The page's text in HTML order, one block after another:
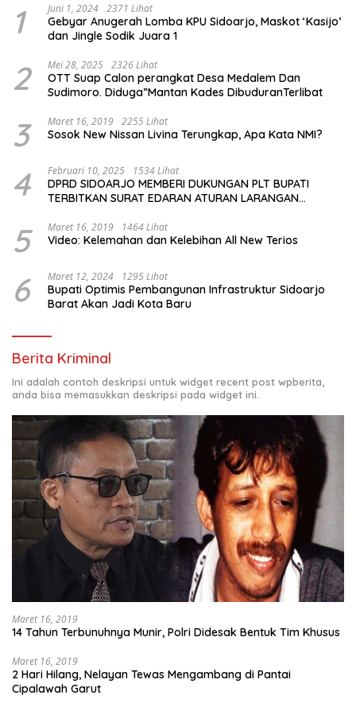
1 Juni 1, 2024 2371 Lihat
Gebyar Anugerah Lomba KPU Sidoarjo, Maskot ‘Kasijo’
dan Jingle Sodik Juara 1
2 Mei 28, 2025 2326 Lihat
OTT Suap Calon perangkat Desa Medalem Dan
Sudimoro. Diduga”Mantan Kades DibuduranTerlibat
3 Maret 16, 2019 2255 Lihat
Sosok New Nissan Livina Terungkap, Apa Kata NMI?
4 Februari 10, 2025 1534 Lihat
DPRD SIDOARJO MEMBERI DUKUNGAN PLT BUPATI
TERBITKAN SURAT EDARAN ATURAN LARANGAN
KELUAR KOTA
5 Maret 16, 2019 1464 Lihat
Video: Kelemahan dan Kelebihan All New Terios
6 Maret 12, 2024 1295 Lihat
Bupati Optimis Pembangunan Infrastruktur Sidoarjo
Barat Akan Jadi Kota Baru
Berita Kriminal
Ini adalah contoh deskripsi untuk widget recent post wpberita,
anda bisa memasukkan deskripsi pada widget ini.
Maret 16, 2019
14 Tahun Terbunuhnya Munir, Polri Didesak Bentuk Tim Khusus
Maret 16, 2019
2 Hari Hilang, Nelayan Tewas Mengambang di Pantai
Cipalawah Garut